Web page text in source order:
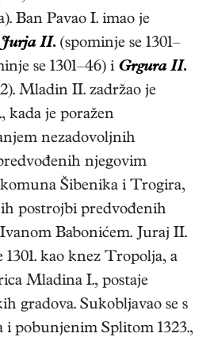
Ban Pavao I. imao je
Jurja II. (spominje se 1301–
se 1301–46) i Grgura II.
Mladin II. zadržao je
kada je poražen
nezadovoljnih
njegovim
Šibenika i Trogira,
postrojbi predvođenih
Babonićem. Juraj II.
kao knez Tropolja, a
Mladina I., postaje
gradova. Sukobljavao se s
pobunjenim Splitom 1323.,